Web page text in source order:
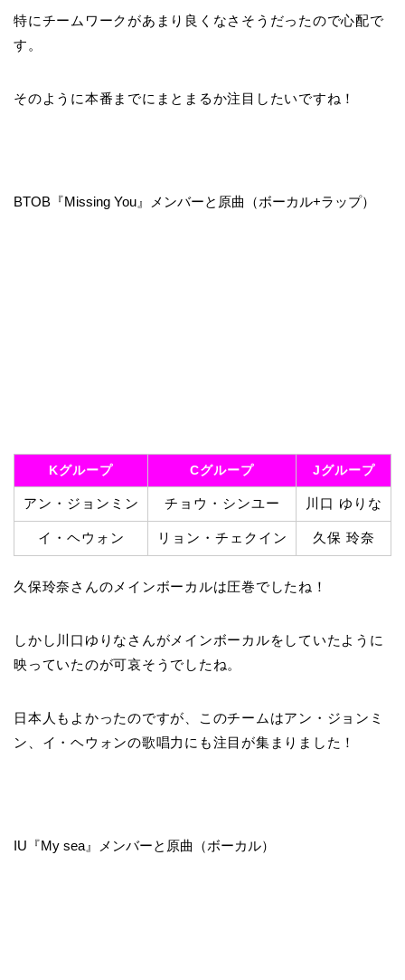
特にチームワークがあまり良くなさそうだったので心配で
す。
そのように本番までにまとまるか注目したいですね！
BTOB『Missing You』メンバーと原曲（ボーカル+ラップ）
Kグループ Cグループ Jグループ
アン・ジョンミン チョウ・シンユー 川口 ゆりな
イ・ヘウォン リョン・チェクイン 久保 玲奈
久保玲奈さんのメインボーカルは圧巻でしたね！
しかし川口ゆりなさんがメインボーカルをしていたように
映っていたのが可哀そうでしたね。
日本人もよかったのですが、このチームはアン・ジョンミ
ン、イ・ヘウォンの歌唱力にも注目が集まりました！
IU『My sea』メンバーと原曲（ボーカル）